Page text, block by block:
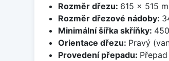
Rozměr dřezu: 615 x 515
Rozměr dřezové nádoby:
Minimální šířka skříňky:
Orientace dřezu: Pravý
Provedení přepadu: